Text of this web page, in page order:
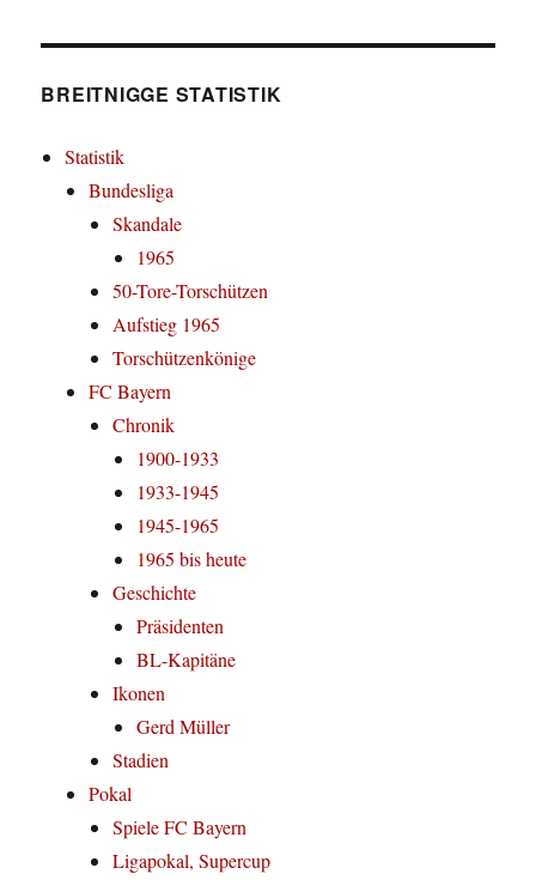
BREITNIGGE STATISTIK
Statistik
Bundesliga
Skandale
1965
50-Tore-Torschützen
Aufstieg 1965
Torschützenkönige
FC Bayern
Chronik
1900-1933
1933-1945
1945-1965
1965 bis heute
Geschichte
Präsidenten
BL-Kapitäne
Ikonen
Gerd Müller
Stadien
Pokal
Spiele FC Bayern
Ligapokal, Supercup